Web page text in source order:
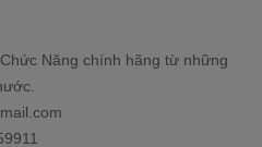
Năng chính hãng từ những